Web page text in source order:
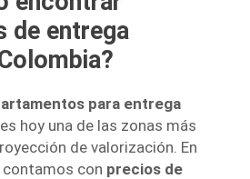
de entrega
para entrega
hoy una de las zonas más
de valorización. En
con precios de